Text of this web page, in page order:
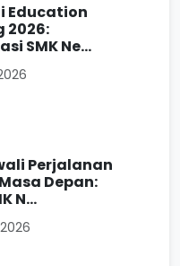
Education
2026:
SMK Ne...
Perjalanan
Depan:
N...